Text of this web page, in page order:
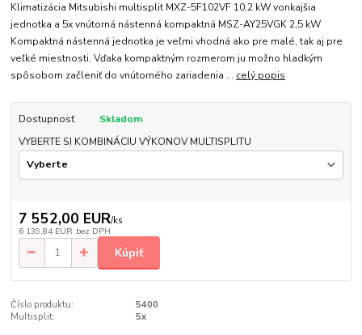
Klimatizácia Mitsubishi multisplit MXZ-5F102VF 10,2 kW vonkajšia
jednotka a 5x vnútorná nástenná kompaktná MSZ-AY25VGK 2,5 kW
Kompaktná nástenná jednotka je veľmi vhodná ako pre malé, tak aj pre
veľké miestnosti. Vďaka kompaktným rozmerom ju možno hladkým
spôsobom začleniť do vnútorného zariadenia ... celý popis
Dostupnosť
Skladom
VYBERTE SI KOMBINÁCIU VÝKONOV MULTISPLITU
7 552,00 EUR/ks
6 139,84 EUR bez DPH
Kúpiť
Číslo produktu:
5400
Multisplit:
5x